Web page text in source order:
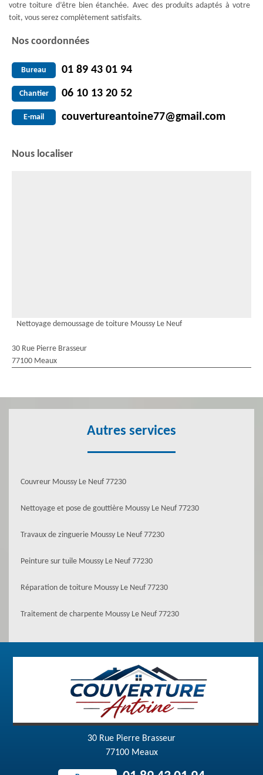
votre toiture d’être bien étanchée. Avec des produits adaptés à votre
toit, vous serez complètement satisfaits.
Nos coordonnées
Bureau 01 89 43 01 94
Chantier 06 10 13 20 52
E-mail couvertureantoine77@gmail.com
Nous localiser
Nettoyage demoussage de toiture Moussy Le Neuf
30 Rue Pierre Brasseur
77100 Meaux
Autres services
Couvreur Moussy Le Neuf 77230
Nettoyage et pose de gouttière Moussy Le Neuf 77230
Travaux de zinguerie Moussy Le Neuf 77230
Peinture sur tuile Moussy Le Neuf 77230
Réparation de toiture Moussy Le Neuf 77230
Traitement de charpente Moussy Le Neuf 77230
30 Rue Pierre Brasseur
77100 Meaux